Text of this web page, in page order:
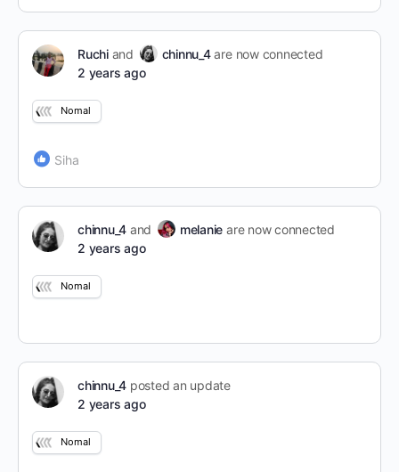
Ruchiand chinnu_4are now connected
2 years ago
Nomal
Siha
chinnu_4 and melanie are now connected
2 years ago
Nomal
chinnu_4 posted an update
2 years ago
Nomal